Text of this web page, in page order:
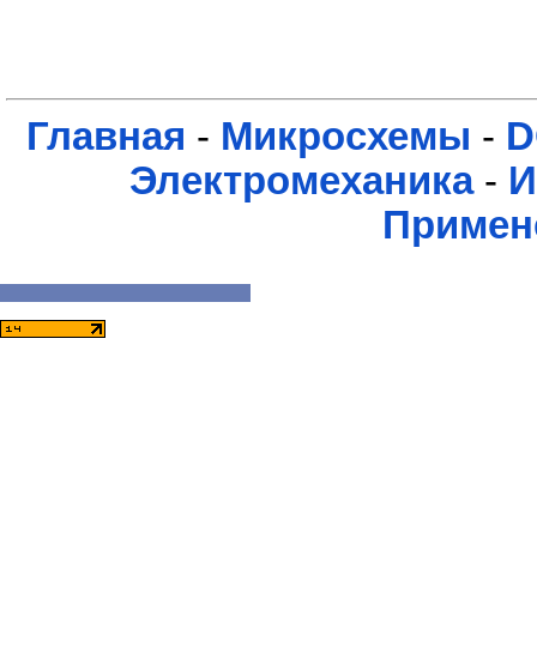
Главная - Микросхемы -
Электромеханика-